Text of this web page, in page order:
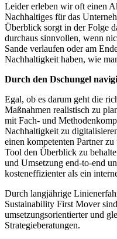
Leider erleben wir oft einen
Nachhaltiges für das
Überblick sorgt in der Folge
durchaus sinnvollen, wenn
Sande verlaufen oder am
Nachhaltigkeit haben, wie
Durch den Dschungel
Egal, ob es darum geht die
Maßnahmen realistisch zu
mit Fach- und
Nachhaltigkeit zu
einen kompetenten Partner
Tool den Überblick zu
und Umsetzung end-to-end
kosteneffizienter als ein
Durch langjährige
Sustainability First Mover
umsetzungsorientierter und
Strategieberatungen.